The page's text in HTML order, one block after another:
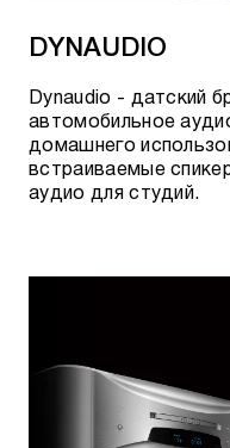
DYNAUDIO
Dynaudio - датский
автомобильное
домашнего
встраиваемые
аудио для студий.